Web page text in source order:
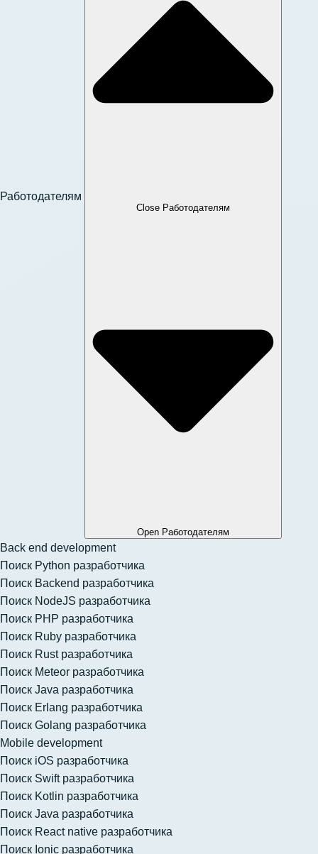
Работодателям
Close Работодателям
Open Работодателям
Back end development
Поиск Python разработчика
Поиск Backend разработчика
Поиск NodeJS разработчика
Поиск PHP разработчика
Поиск Ruby разработчика
Поиск Rust разработчика
Поиск Meteor разработчика
Поиск Java разработчика
Поиск Erlang разработчика
Поиск Golang разработчика
Mobile development
Поиск iOS разработчика
Поиск Swift разработчика
Поиск Kotlin разработчика
Поиск Java разработчика
Поиск React native разработчика
Поиск Ionic разработчика